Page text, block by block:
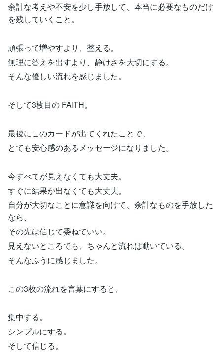
余計な考えや不安を少し手放して、本当に必要なものだけ
を残していくこと。
頑張って増やすより、整える。
無理に答えを出すより、静けさを大切にする。
そんな優しい流れを感じました。
そして3枚目の FAITH。
最後にこのカードが出てくれたことで、
とても安心感のあるメッセージになりました。
今すべてが見えなくても大丈夫。
すぐに結果が出なくても大丈夫。
自分が大切なことに意識を向けて、余計なものを手放した
なら、
その先は信じて委ねていい。
見えないところでも、ちゃんと流れは動いている。
そんなふうに感じました。
この3枚の流れを言葉にすると、
集中する。
シンプルにする。
そして信じる。